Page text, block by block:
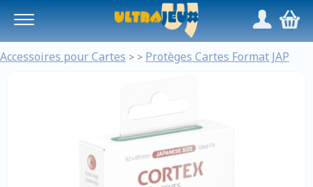
/,
Accessoires pour Cartes > > Protèges Cartes Format JAP